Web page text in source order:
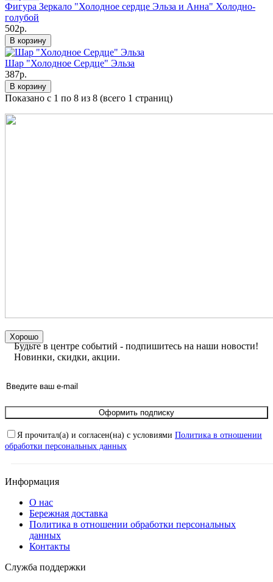
Фигура Зеркало "Холодное сердце Эльза и Анна" Холодно-
голубой
502р.
В корзину
Шар "Холодное Сердце" Эльза
387р.
В корзину
Показано с 1 по 8 из 8 (всего 1 страниц)
Хорошо
Будьте в центре событий - подпишитесь на наши новости!
Новинки, скидки, акции.
Оформить подписку
Я прочитал(а) и согласен(на) с условиями Политика в отношении
обработки персональных данных
Информация
О нас
Бережная доставка
Политика в отношении обработки персональных
данных
Контакты
Служба поддержки